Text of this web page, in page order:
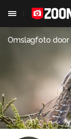
Omslagfoto door